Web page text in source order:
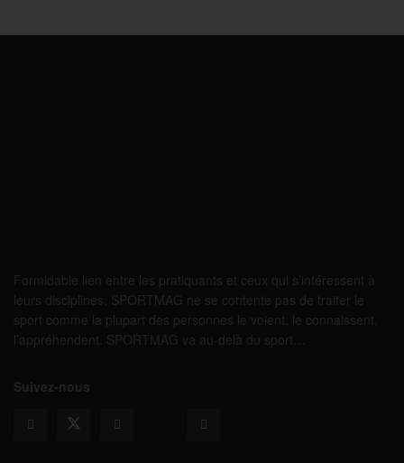
Formidable lien entre les pratiquants et ceux qui s’intéressent à
leurs disciplines, SPORTMAG ne se contente pas de traiter le
sport comme la plupart des personnes le voient, le connaissent,
l’appréhendent. SPORTMAG va au-delà du sport…
Suivez-nous